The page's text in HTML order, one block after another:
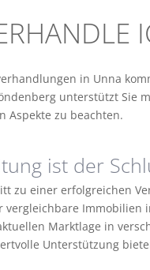
in Unna
unterstützt Sie
Aspekte zu beachten.
ist der
zu einer erfolgreichen
vergleichbare Immobilien
Marktlage in
Unterstützung